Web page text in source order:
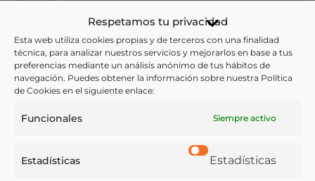
Respetamos tu privacidad
Esta web utiliza cookies propias y de terceros con una finalidad
técnica, para analizar nuestros servicios y mejorarlos en base a tus
preferencias mediante un análisis anónimo de tus hábitos de
navegación. Puedes obtener la información sobre nuestra Política
de Cookies en el siguiente enlace:
Funcionales Siempre activo
Estadísticas Estadísticas
Otras ediciones:
2.ª ed. Madrid: Libr. D. Pablo Calleja y Cª. 453 p. il.
Notas:
El autor de la obra, Nicolás Casas de Mendoza, era
director y catedrático de la Escuela especial de